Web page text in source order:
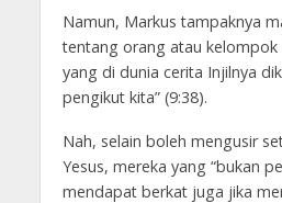
Namun, Markus tampaknya
tentang orang atau kelompok
yang di dunia cerita Injilnya
pengikut kita” (9:38).
Nah, selain boleh mengusir
Yesus, mereka yang “bukan
mendapat berkat juga jika